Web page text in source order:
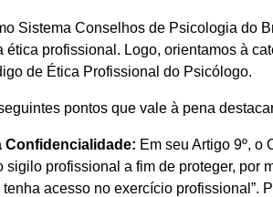
Sistema Conselhos de Psicologia do
ética profissional. Logo, orientamos à
de Ética Profissional do Psicólogo.
pontos que vale à pena
Confidencialidade: Em seu Artigo 9º, o
sigilo profissional a fim de proteger,
acesso no exercício profissional”.